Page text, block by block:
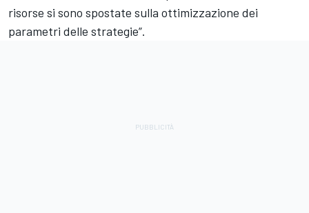
risorse si sono spostate sulla ottimizzazione dei
parametri delle strategie”.